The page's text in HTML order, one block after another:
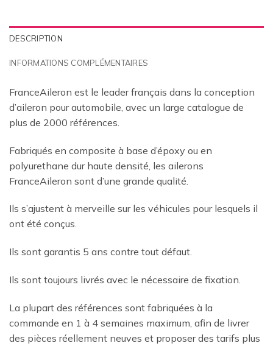
DESCRIPTION
INFORMATIONS COMPLÉMENTAIRES
FranceAileron est le leader français dans la conception
d’aileron pour automobile, avec un large catalogue de
plus de 2000 références.
Fabriqués en composite à base d’époxy ou en
polyurethane dur haute densité, les ailerons
FranceAileron sont d’une grande qualité.
Ils s’ajustent à merveille sur les véhicules pour lesquels il
ont été conçus.
Ils sont garantis 5 ans contre tout défaut.
Ils sont toujours livrés avec le nécessaire de fixation.
La plupart des références sont fabriquées à la
commande en 1 à 4 semaines maximum, afin de livrer
des pièces réellement neuves et proposer des tarifs plus